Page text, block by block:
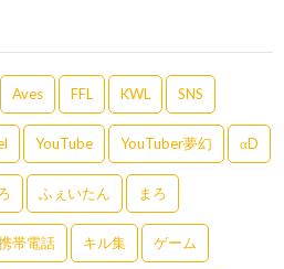
Aves FFL KWL SNS
YouTube YouTuber夢幻 αD
ふぇいたん まろ
帯電話 キル集 ゲーム